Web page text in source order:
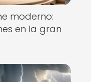
moderno:
en la gran